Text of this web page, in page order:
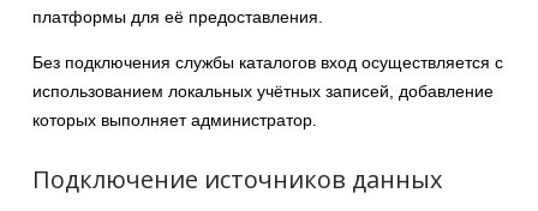
платформы для её предоставления.
Без подключения службы каталогов вход осуществляется с
использованием локальных учётных записей, добавление
которых выполняет администратор.
Подключение источников данных